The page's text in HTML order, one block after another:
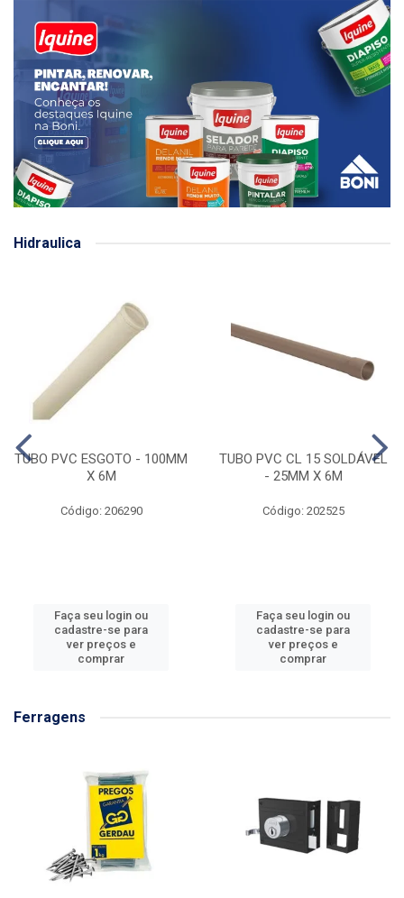
Hidraulica
TUBO PVC ESGOTO - 100MM
X 6M
Código: 206290
Faça seu login ou
cadastre-se para
ver preços e
comprar
TUBO PVC CL 15 SOLDÁVEL
- 25MM X 6M
Código: 202525
Faça seu login ou
cadastre-se para
ver preços e
comprar
Ferragens